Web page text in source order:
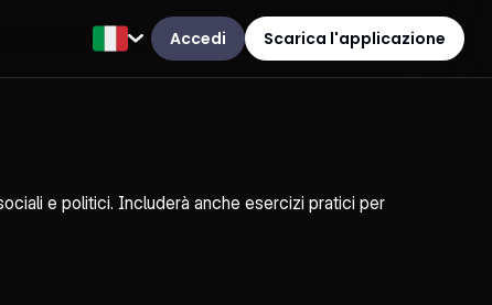
Accedi Scarica l'applicazione
e politici. Includerà anche esercizi pratici per